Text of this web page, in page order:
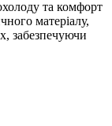
та комфорт
матеріалу,
забезпечуючи